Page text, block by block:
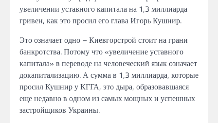
увеличении уставного капитала на 1,3 миллиарда
гривен, как это просил его глава Игорь Кушнир.
Это означает одно – Киевгорстрой стоит на грани
банкротства. Потому что «увеличение уставного
капитала» в переводе на человеческий язык означает
докапитализацию. А сумма в 1,3 миллиарда, которые
просил Кушнир у КГГА, это дыра, образовавшаяся
еще недавно в одном из самых мощных и успешных
застройщиков Украины.